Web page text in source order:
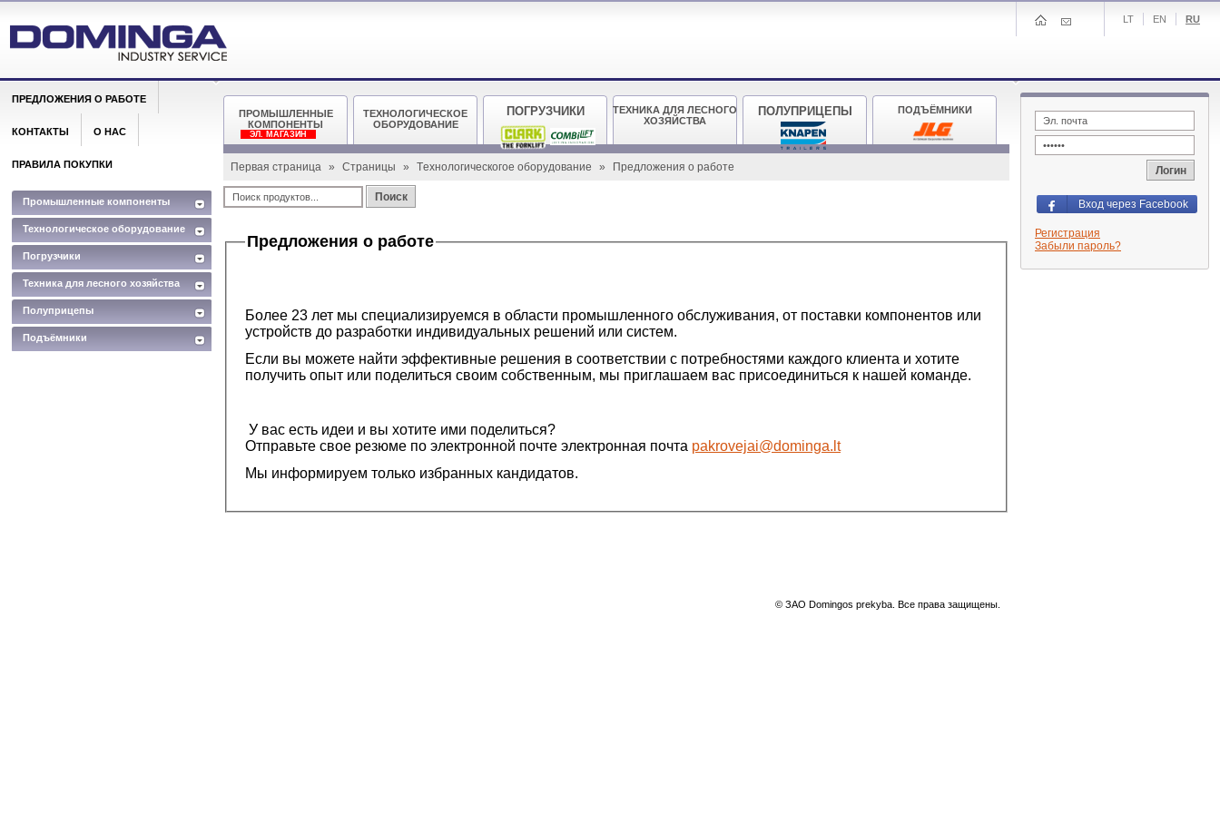
LT EN RU
ПРОМЫШЛЕННЫЕ
КОМПОНЕНТЫ
ЭЛ. МАГАЗИН
ТЕХНОЛОГИЧЕСКОЕ
ОБОРУДОВАНИЕ
ПОГРУЗЧИКИ
ТЕХНИКА ДЛЯ ЛЕСНОГО
ХОЗЯЙСТВА
ПОЛУПРИЦЕПЫ ПОДЪЁМНИКИ
Первая страница » Страницы » Тeхнологическогое оборудование » Предложения о работе
Поиск
Предложения о работе
Более 23 лет мы специализируемся в области промышленного обслуживания, от поставки компонентов или
устройств до разработки индивидуальных решений или систем.
Если вы можете найти эффективные решения в соответствии с потребностями каждого клиента и хотите
получить опыт или поделиться своим собственным, мы приглашаем вас присоединиться к нашей команде.
У вас есть идеи и вы хотите ими поделиться?
Отправьте свое резюме по электронной почте электронная почта pakrovejai@dominga.lt
Мы информируем только избранных кандидатов.
ПРЕДЛОЖЕНИЯ О РАБОТЕ
КОНТАКТЫ О НАС
ПРАВИЛА ПОКУПКИ
Промышленные компоненты
Технологическое оборудование
Погрузчики
Техника для лесного хозяйства
Полуприцепы
Подъёмники
Логин
Вход через Facebook
Регистрация
Забыли пароль?
© ЗАО Domingos prekyba. Все права защищены.